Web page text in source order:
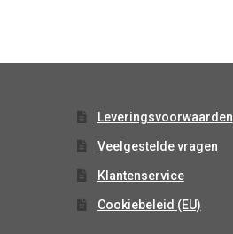
Leveringsvoorwaarden
Veelgestelde vragen
Klantenservice
Cookiebeleid (EU)